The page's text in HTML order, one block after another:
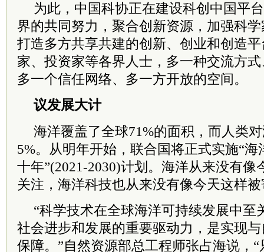
为此，中国科协正在建设科创中国平
界的共同努力，聚合创新资源，加强科
打造多方共享共建的创新、创业和创造
家、投资家等各界人士，多一种交流方
多一个信任网络、多一方开放的空间。
议发展大计
海洋覆盖了全球71%的面积，而人类
5%。从明年开始，联合国将正式实施“
十年”(2021-2030)计划。海洋从来没有像
关注，海洋科技也从来没有像今天这样
“科学技术在全球海洋可持续发展中至
社会进步和发展的重要驱动力，是实现
保障。”自然资源部总工程师张占海说，